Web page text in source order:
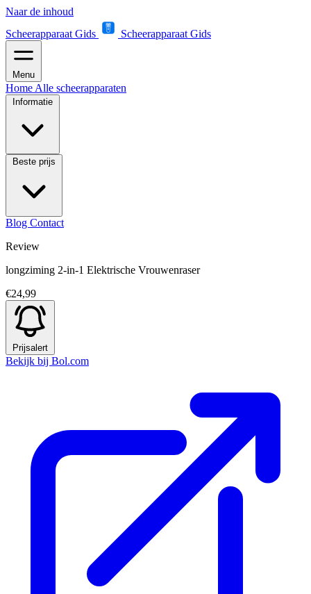
Naar de inhoud
Scheerapparaat Gids
Scheerapparaat Gids
Menu
Home Alle scheerapparaten
Informatie
Beste prijs
Blog Contact
Review
longziming 2-in-1 Elektrische Vrouwenraser
€24,99
Prijsalert
Bekijk bij Bol.com